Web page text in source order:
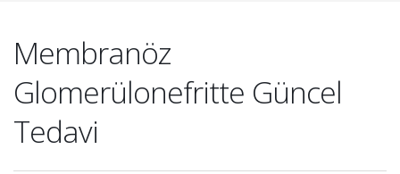
Membranöz
Glomerülonefritte Güncel
Tedavi